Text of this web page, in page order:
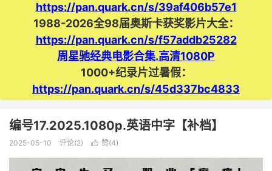
https://pan.quark.cn/s/39af406b57e1
1988-2026全98届奥斯卡获奖影片大全：
https://pan.quark.cn/s/f57addb25282
周星驰经典电影合集.高清1080P
1000+纪录片过暑假：
https://pan.quark.cn/s/45d337bc4833
编号17.2025.1080p.英语中字【补档】
2025-05-10 评论(2)  赞(4)